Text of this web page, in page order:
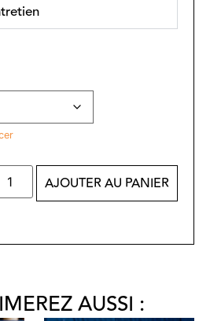
AJOUTER AU PANIER
AUSSI :